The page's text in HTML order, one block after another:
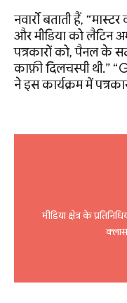
नवार्रो बताती हैं,
और मीडिया को लैटिन
पत्रकारों को, पैनल के
काफ़ी दिलचस्पी थी.”
ने इस कार्यक्रम में
मीडिया क्षेत्र के
क्लास